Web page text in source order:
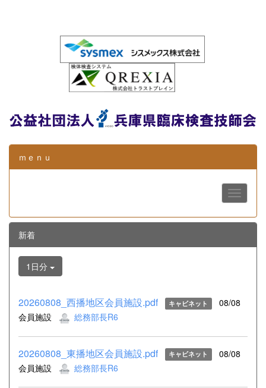
ｍｅｎｕ
新着
1日分
20260808_西播地区会員施設.pdf キャビネット
08/08
会員施設
総務部長R6
20260808_東播地区会員施設.pdf キャビネット
08/08
会員施設
総務部長R6